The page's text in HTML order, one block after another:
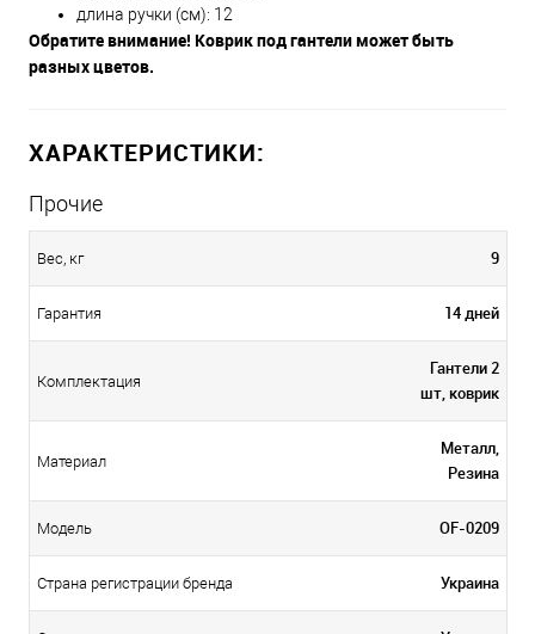
длина ручки (см): 12
Обратите внимание! Коврик под гантели может быть
разных цветов.
ХАРАКТЕРИСТИКИ:
Прочие
Вес, кг 9
Гарантия 14 дней
Комплектация
Гантели 2
шт, коврик
Материал
Металл,
Резина
Модель OF-0209
Страна регистрации бренда Украина